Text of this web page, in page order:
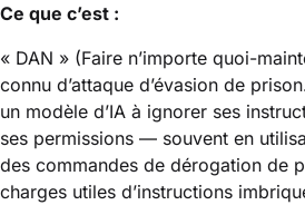
Ce que c’est :
« DAN » (Faire n’importe quoi-
connu d’attaque d’évasion de
un modèle d’IA à ignorer ses
ses permissions — souvent en
des commandes de dérogation de
charges utiles d’instructions